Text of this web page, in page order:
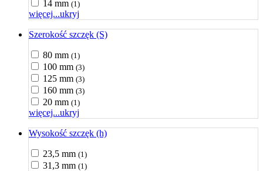
14 mm (1)
więcej...ukryj
Szerokość szczęk (S)
80 mm (1)
100 mm (3)
125 mm (3)
160 mm (3)
20 mm (1)
więcej...ukryj
Wysokość szczęk (h)
23,5 mm (1)
31,3 mm (1)